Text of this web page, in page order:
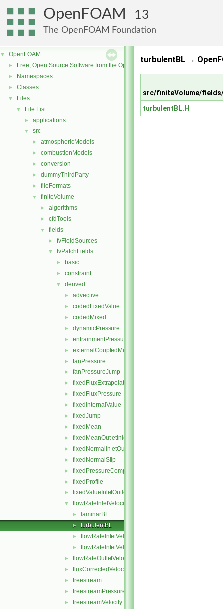
OpenFOAM 13
The OpenFOAM Foundation
▼ OpenFOAM
► Free, Open Source Software from the OpenFOAM Foundation
► Namespaces
► Classes
▼ Files
▼ File List
► applications
▼ src
► atmosphericModels
► combustionModels
► conversion
► dummyThirdParty
► fileFormats
▼ finiteVolume
► algorithms
► cfdTools
▼ fields
► fvFieldSources
▼ fvPatchFields
► basic
► constraint
▼ derived
► advective
► codedFixedValue
► codedMixed
► dynamicPressure
► entrainmentPressure
► externalCoupledMixed
► fanPressure
► fanPressureJump
► fixedFluxExtrapolatedPressure
► fixedFluxPressure
► fixedInternalValue
► fixedJump
► fixedMean
► fixedMeanOutletInlet
► fixedNormalInletOutletVelocity
► fixedNormalSlip
► fixedPressureCompressibleDensity
► fixedProfile
► fixedValueInletOutlet
▼ flowRateInletVelocity
► laminarBL
► turbulentBL
► flowRateInletVelocityFvPatchVectorField.C
► flowRateInletVelocityFvPatchVectorField.H
► flowRateOutletVelocity
► fluxCorrectedVelocity
► freestream
► freestreamPressure
► freestreamVelocity
turbulentBL →
src/finiteVolume/
turbulentBL.H